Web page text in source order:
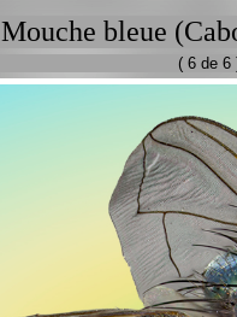
Mouche bleue
( 6 de